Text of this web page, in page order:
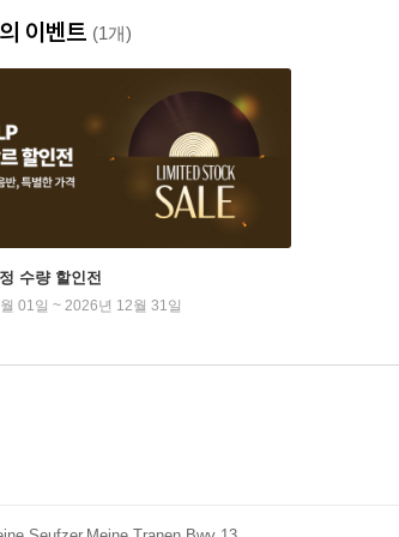
이벤트 (1개)
수량 할인전
01일 ~ 2026년 12월 31일